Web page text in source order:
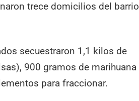
trece domicilios del barrio
secuestraron 1,1 kilos de
900 gramos de marihuana
para fraccionar.